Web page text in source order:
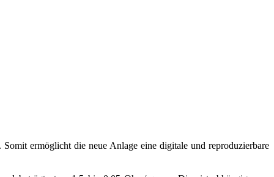
ermöglicht die neue Anlage eine digitale und reproduzierbare